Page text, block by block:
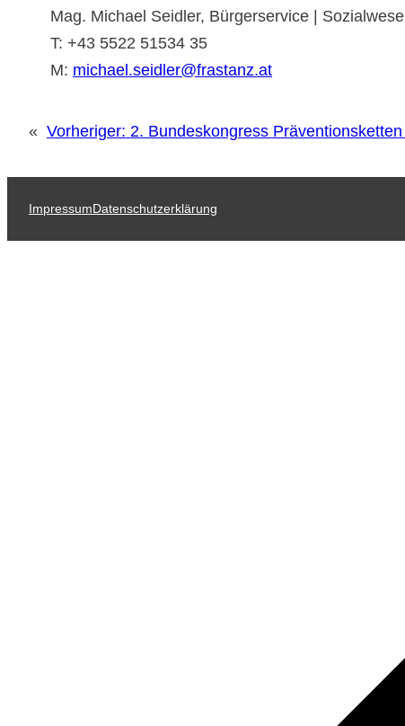
Mag. Michael Seidler, Bürgerservice |
T: +43 5522 51534 35
M: michael.seidler@frastanz.at
« Vorheriger: 2. Bundeskongress
ImpressumDatenschutzerklärung